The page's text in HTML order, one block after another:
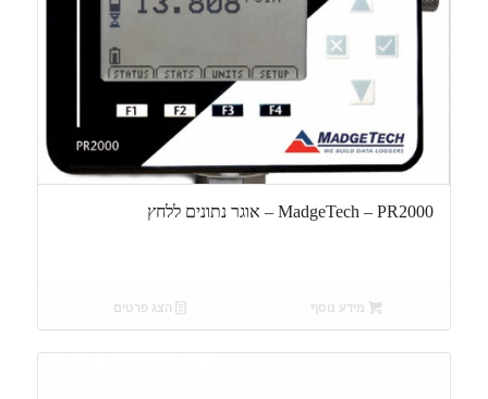
MadgeTech – PR2000 – אוגר נתונים ללחץ
מידע נוסף הצג פרטים